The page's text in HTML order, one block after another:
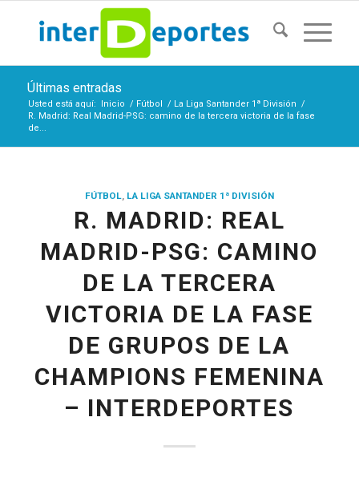
Últimas entradas
Usted está aquí: Inicio / Fútbol / La Liga Santander 1ª División /
R. Madrid: Real Madrid-PSG: camino de la tercera victoria de la fase
de...
FÚTBOL, LA LIGA SANTANDER 1ª DIVISIÓN
R. MADRID: REAL
MADRID-PSG: CAMINO
DE LA TERCERA
VICTORIA DE LA FASE
DE GRUPOS DE LA
CHAMPIONS FEMENINA
– INTERDEPORTES